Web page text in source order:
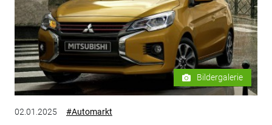
Bildergalerie
02.01.2025 #Automarkt